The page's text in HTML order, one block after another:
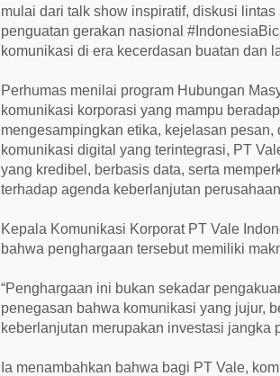
mulai dari talk show inspiratif, diskusi
penguatan gerakan nasional
komunikasi di era kecerdasan buatan dan
Perhumas menilai program Hubungan
komunikasi korporasi yang mampu
mengesampingkan etika, kejelasan
komunikasi digital yang terintegrasi, PT
yang kredibel, berbasis data, serta
terhadap agenda keberlanjutan
Kepala Komunikasi Korporat PT Vale
bahwa penghargaan tersebut memiliki
“Penghargaan ini bukan sekadar
penegasan bahwa komunikasi yang jujur,
keberlanjutan merupakan investasi jangka
Ia menambahkan bahwa bagi PT Vale,